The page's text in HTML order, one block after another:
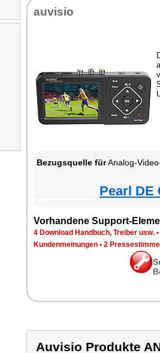
auvisio
Bezugsquelle fürAnalog-Video-
Pearl DE
Vorhandene Support-
4 Download Handbuch, Treiber usw. •
Kundenmeinungen • 2
Auvisio Produkte